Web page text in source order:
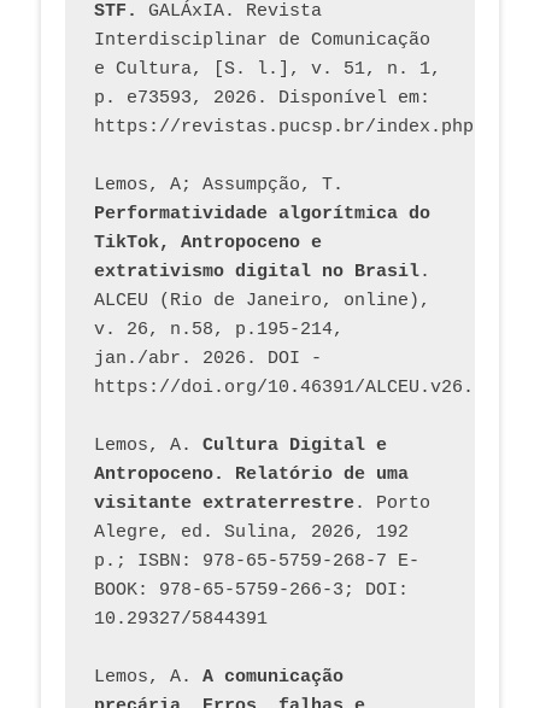
STF.
GALÁxIA. Revista
Interdisciplinar de Comunicação
e Cultura, [S. l.], v. 51, n. 1,
p. e73593, 2026. Disponível em:
Performatividade algorítmica do
TikTok, Antropoceno e
extrativismo digital no Brasil.
ALCEU (Rio de Janeiro, online),
v. 26, n.58, p.195-214,
jan./abr. 2026. DOI -
https://doi.org/10.46391/
Lemos, A. Cultura Digital e
Antropoceno. Relatório de uma
visitante extraterrestre. Porto
Alegre, ed. Sulina, 2026, 192
p.; ISBN: 978-65-5759-268-7 E-
BOOK: 978-65-5759-266-3; DOI:
10.29327/5844391
Lemos, A. A comunicação